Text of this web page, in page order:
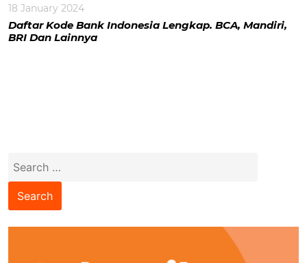
18 January 2024
Daftar Kode Bank Indonesia Lengkap. BCA, Mandiri,
BRI Dan Lainnya